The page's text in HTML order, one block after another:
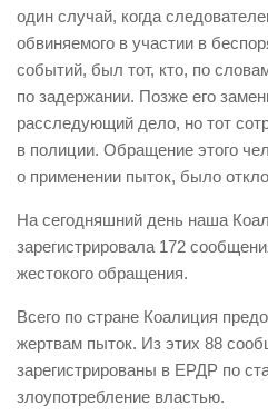
один случай, когда
обвиняемого в участии в
событий, был тот, кто, по
по задержании. Позже его
расследующий дело, но тот
в полиции. Обращение этого
о применении пыток, было
На сегодняшний день наша
зарегистрировала 172
жестокого обращения.
Всего по стране Коалиция
жертвам пыток. Из этих 88
зарегистрированы в ЕРДР по
злоупотребление властью.